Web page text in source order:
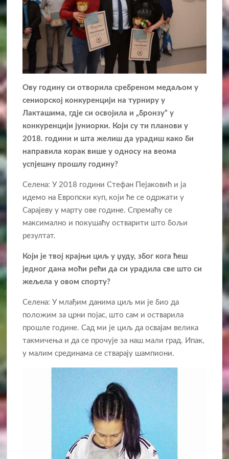
Ову годину си отворила сребреном медаљом у
сениорској конкуренцији на турниру у
Лакташима, гдје си освојила и „бронзу“ у
конкуренцији јуниорки. Који су ти планови у
2018. години и шта желиш да урадиш како би
направила корак више у односу на веома
успјешну прошлу годину?
Селена: У 2018 години Стефан Пејаковић и ја
идемо на Европски куп, који ће се одржати у
Сарајеву у марту ове године. Спремаћу се
максимално и покушаћу остварити што бољи
резултат.
Који је твој крајњи циљ у џуду, због кога ћеш
једног дана моћи рећи да си урадила све што си
жељела у овом спорту?
Селена: У млађим данима циљ ми је био да
положим за црни појас, што сам и остварила
прошле године. Сад ми је циљ да освајам велика
такмичења и да се прочује за наш мали град. Ипак,
у малим срединама се стварају шампиони.